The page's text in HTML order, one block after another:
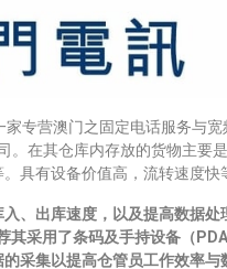
家专营澳门之固定电话服务与宽
。在其仓库内存放的货物主要
。具有设备价值高，流转速度快
入、出库速度，以及提高数据处
其采用了条码及手持设备（
采集以提高仓管员工作效率与